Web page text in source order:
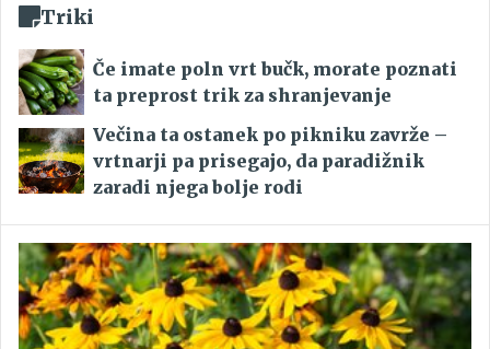
Triki
Če imate poln vrt bučk, morate poznati
ta preprost trik za shranjevanje
Večina ta ostanek po pikniku zavrže –
vrtnarji pa prisegajo, da paradižnik
zaradi njega bolje rodi